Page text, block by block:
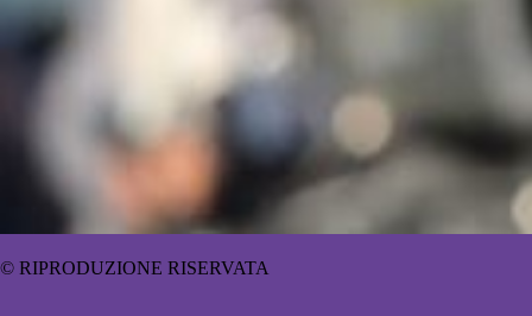
© RIPRODUZIONE RISERVATA